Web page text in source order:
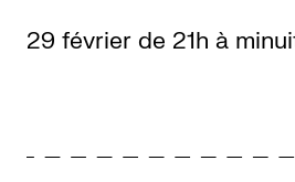
29 février de 21h à